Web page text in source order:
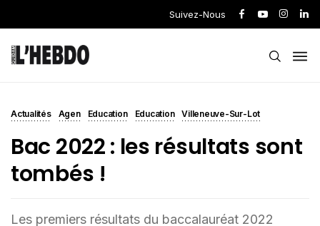
Suivez-Nous
Actualités Agen Education Education Villeneuve-Sur-Lot
Bac 2022 : les résultats sont
tombés !
Les premiers résultats du baccalauréat 2022